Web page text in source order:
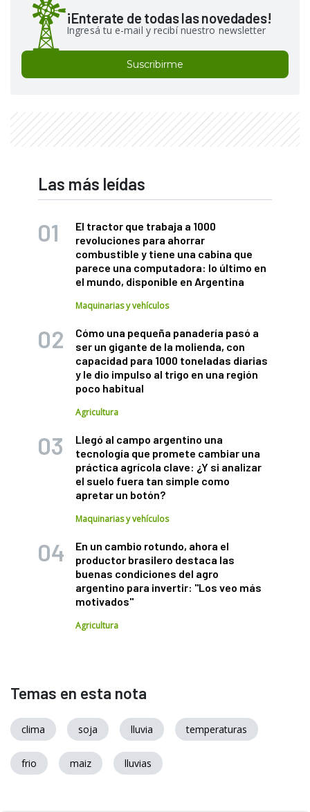
¡Enterate de todas las novedades!
Ingresá tu e-mail y recibí nuestro newsletter
Suscribirme
Las más leídas
El tractor que trabaja a 1000
revoluciones para ahorrar
combustible y tiene una cabina que
parece una computadora: lo último en
el mundo, disponible en Argentina
Maquinarias y vehículos
Cómo una pequeña panadería pasó a
ser un gigante de la molienda, con
capacidad para 1000 toneladas diarias
y le dio impulso al trigo en una región
poco habitual
Agricultura
Llegó al campo argentino una
tecnología que promete cambiar una
práctica agrícola clave: ¿Y si analizar
el suelo fuera tan simple como
apretar un botón?
Maquinarias y vehículos
En un cambio rotundo, ahora el
productor brasilero destaca las
buenas condiciones del agro
argentino para invertir: "Los veo más
motivados"
Agricultura
Temas en esta nota
clima soja lluvia temperaturas
frio maiz lluvias